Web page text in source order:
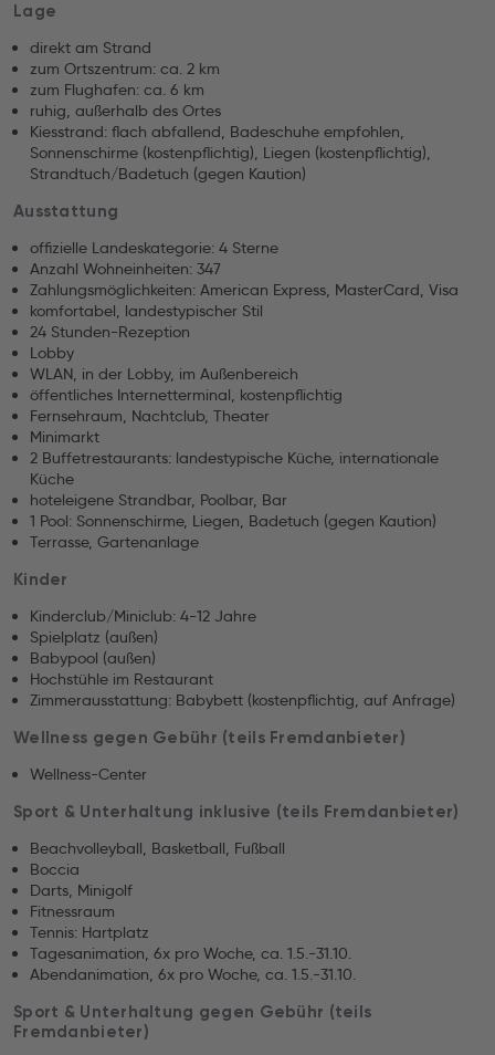
Lage
direkt am Strand
zum Ortszentrum: ca. 2 km
zum Flughafen: ca. 6 km
ruhig, außerhalb des Ortes
Kiesstrand: flach abfallend, Badeschuhe empfohlen,
Sonnenschirme (kostenpflichtig), Liegen (kostenpflichtig),
Strandtuch/Badetuch (gegen Kaution)
Ausstattung
offizielle Landeskategorie: 4 Sterne
Anzahl Wohneinheiten: 347
Zahlungsmöglichkeiten: American Express, MasterCard, Visa
komfortabel, landestypischer Stil
24 Stunden-Rezeption
Lobby
WLAN, in der Lobby, im Außenbereich
öffentliches Internetterminal, kostenpflichtig
Fernsehraum, Nachtclub, Theater
Minimarkt
2 Buffetrestaurants: landestypische Küche, internationale
Küche
hoteleigene Strandbar, Poolbar, Bar
1 Pool: Sonnenschirme, Liegen, Badetuch (gegen Kaution)
Terrasse, Gartenanlage
Kinder
Kinderclub/Miniclub: 4-12 Jahre
Spielplatz (außen)
Babypool (außen)
Hochstühle im Restaurant
Zimmerausstattung: Babybett (kostenpflichtig, auf Anfrage)
Wellness gegen Gebühr (teils Fremdanbieter)
Wellness-Center
Sport & Unterhaltung inklusive (teils Fremdanbieter)
Beachvolleyball, Basketball, Fußball
Boccia
Darts, Minigolf
Fitnessraum
Tennis: Hartplatz
Tagesanimation, 6x pro Woche, ca. 1.5.-31.10.
Abendanimation, 6x pro Woche, ca. 1.5.-31.10.
Sport & Unterhaltung gegen Gebühr (teils
Fremdanbieter)